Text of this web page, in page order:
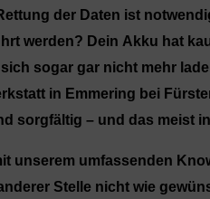
der Daten ist
werden? Dein Akku hat
sogar gar nicht mehr
in Emmering bei
sorgfältig – und das meist
unserem umfassenden
Stelle nicht wie